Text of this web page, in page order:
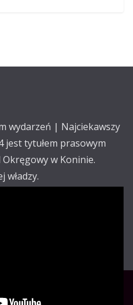
wydarzeń | Najciekawszy
tytułem prasowym
w Koninie.
władzy.